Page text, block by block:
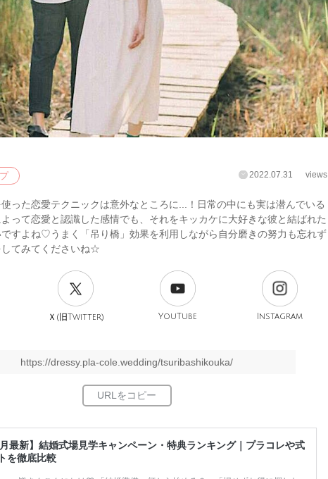
2022.07.31 views
使った恋愛テクニックは意外なところに...！日常の中にも実は潜んでいる
って恋愛と認識した感情でも、それをキッカケに大好きな彼と結ばれた
すよね♡うまく「吊り橋」効果を利用しながら自分磨きの努力も忘れず
てみてくださいね☆
Ｘ(旧Twitter) YouTube Instagram
https://dressy.pla-cole.wedding/tsuribashikouka/
最新】結婚式場見学キャンペーン・特典ランキング｜プラコレや式
を徹底比較